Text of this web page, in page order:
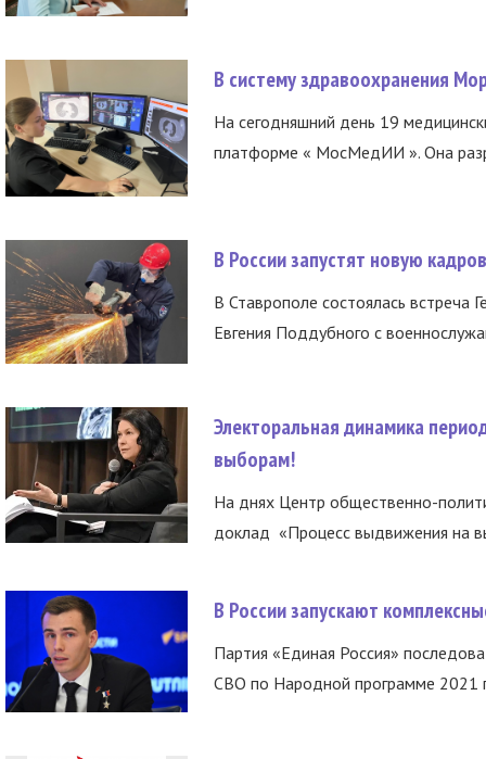
В систему здравоохранения
На сегодняшний день 19
платформе « МосМедИИ ». Она
В России запустят новую
В Ставрополе состоялась встреча
Евгения Поддубного с
Электоральная динамика
выборам!
На днях Центр общественно-
доклад «Процесс выдвижения на
В России запускают
Партия «Единая Россия»
СВО по Народной программе 2021